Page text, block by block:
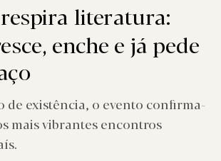
literatura:
enche e já pede
de existência, o evento confirma-
mais vibrantes encontros